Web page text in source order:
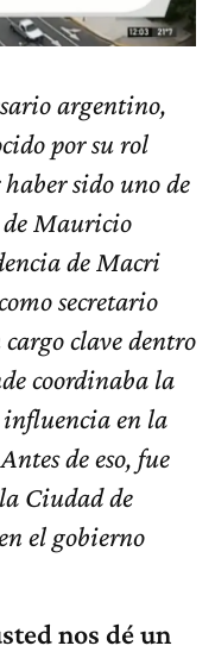
argentino,
por su rol
sido uno de
de Mauricio
de Macri
secretario
clave dentro
coordinaba la
en la
de eso, fue
Ciudad de
el gobierno
nos dé un